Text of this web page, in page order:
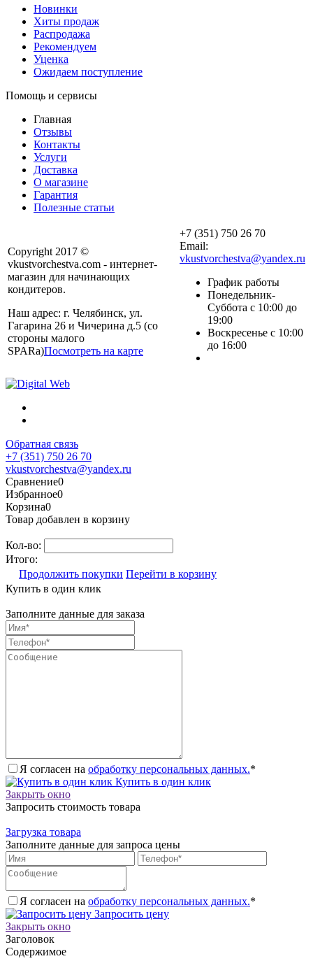
Новинки
Хиты продаж
Распродажа
Рекомендуем
Уценка
Ожидаем поступление
Помощь и сервисы
Главная
Отзывы
Контакты
Услуги
Доставка
О магазине
Гарантия
Полезные статьи
Copyright 2017 ©
vkustvorchestva.com - интернет-
магазин для начинающих
кондитеров.
Наш адрес: г. Челябинск, ул.
Гагарина 26 и Чичерина д.5 (со
стороны малого
SPARa)Посмотреть на карте
+7 (351) 750 26 70
Email:
vkustvorchestva@yandex.ru
График работы
Понедельник-
Суббота с 10:00 до
19:00
Воскресенье с 10:00
до 16:00
Обратная связь
+7 (351) 750 26 70
vkustvorchestva@yandex.ru
Сравнение0
Избранное0
Корзина0
Товар добавлен в корзину
Кол-во:
Итого:
Продолжить покупки Перейти в корзину
Купить в один клик
Заполните данные для заказа
Я согласен на обработку персональных данных.*
Купить в один клик
Закрыть окно
Запросить стоимость товара
Загрузка товара
Заполните данные для запроса цены
Я согласен на обработку персональных данных.*
Запросить цену
Закрыть окно
Заголовок
Содержимое